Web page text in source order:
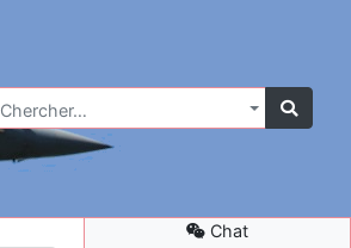
Chercher…
Chat